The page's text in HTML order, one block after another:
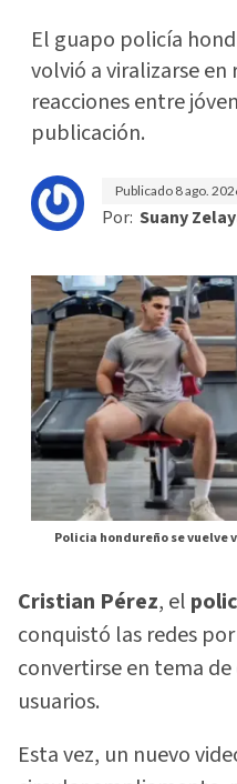
El guapo policía
volvió a viralizarse en
reacciones entre
publicación.
Publicado 8 ago.
Por: Suany
Policia hondureño se vuelve
Cristian Pérez, el
conquistó las redes
convertirse en tema
usuarios.
Esta vez, un nuevo